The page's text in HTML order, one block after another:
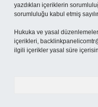
yazdıkları içeriklerin
sorumluluğu kabul etmiş
Hukuka ve yasal
içerikleri,
ilgili içerikler yasal süre